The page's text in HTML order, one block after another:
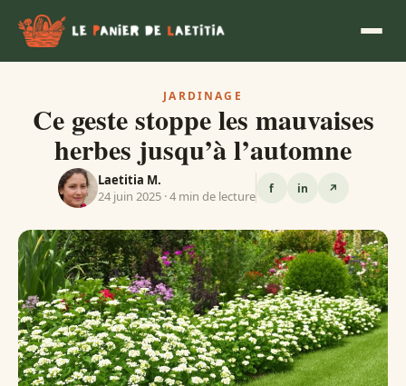
JARDINAGE
Ce geste stoppe les mauvaises
herbes jusqu’à l’automne
Laetitia M.
24 juin 2025 · 4 min de lecture
f in ↗